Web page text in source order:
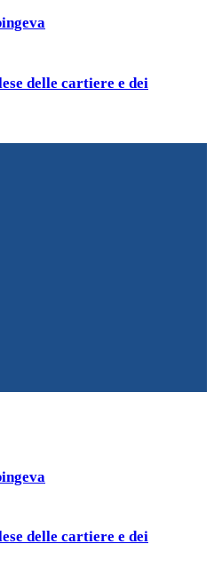
delle cartiere e dei
delle cartiere e dei